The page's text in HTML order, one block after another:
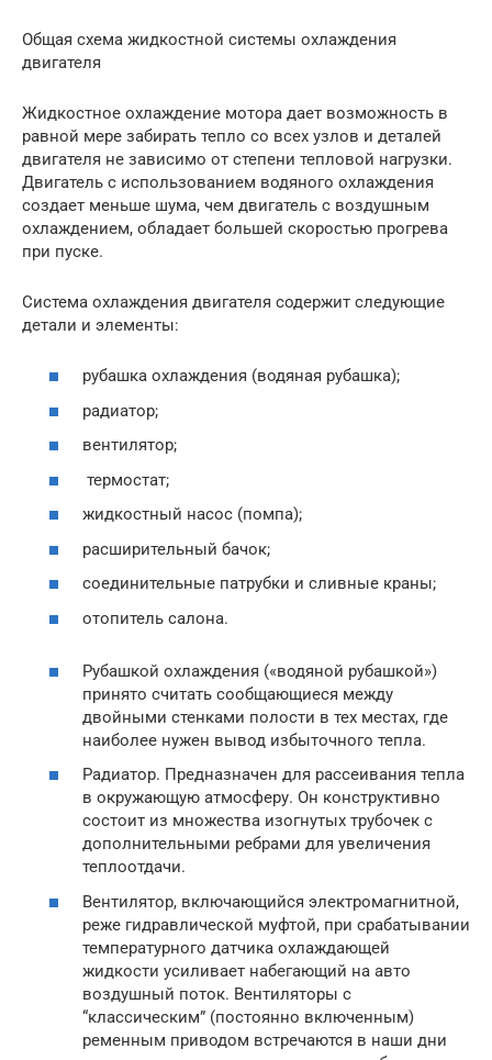
Общая схема жидкостной системы охлаждения
двигателя
Жидкостное охлаждение мотора дает возможность в
равной мере забирать тепло со всех узлов и деталей
двигателя не зависимо от степени тепловой нагрузки.
Двигатель с использованием водяного охлаждения
создает меньше шума, чем двигатель с воздушным
охлаждением, обладает большей скоростью прогрева
при пуске.
Система охлаждения двигателя содержит следующие
детали и элементы:
рубашка охлаждения (водяная рубашка);
радиатор;
вентилятор;
термостат;
жидкостный насос (помпа);
расширительный бачок;
соединительные патрубки и сливные краны;
отопитель салона.
Рубашкой охлаждения («водяной рубашкой»)
принято считать сообщающиеся между
двойными стенками полости в тех местах, где
наиболее нужен вывод избыточного тепла.
Радиатор. Предназначен для рассеивания тепла
в окружающую атмосферу. Он конструктивно
состоит из множества изогнутых трубочек с
дополнительными ребрами для увеличения
теплоотдачи.
Вентилятор, включающийся электромагнитной,
реже гидравлической муфтой, при срабатывании
температурного датчика охлаждающей
жидкости усиливает набегающий на авто
воздушный поток. Вентиляторы с
“классическим” (постоянно включенным)
ременным приводом встречаются в наши дни